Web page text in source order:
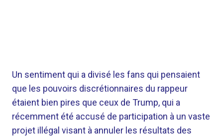
Un sentiment qui a divisé les fans qui pensaient
que les pouvoirs discrétionnaires du rappeur
étaient bien pires que ceux de Trump, qui a
récemment été accusé de participation à un vaste
projet illégal visant à annuler les résultats des